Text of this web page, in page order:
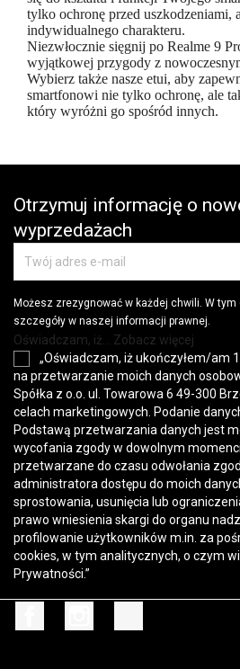
tylko ochronę przed uszkodzeniami,
indywidualnego charakteru.
Niezwłocznie sięgnij po Realme 9
wyjątkowej przygody z
Wybierz także nasze etui, aby
smartfonowi nie tylko ochronę, ale
który wyróżni go spośród innych.
Otrzymuj informację o
wyprzedażach
Możesz zrezygnować w każdej chwili. W
szczegóły w naszej informacji prawnej.
Oświadczam, iż... Zobacz więcej
„Oświadczam, iż ukończyłem/am
na przetwarzanie moich danych
Spółka z o.o. ul. Towarowa 6 49-300
celach marketingowych. Podanie
Podstawą przetwarzania danych jest
wycofania zgody w dowolnym
przetwarzane do czasu odwołania
administratora dostępu do moich
sprostowania, usunięcia lub
prawo wniesienia skargi do organu
profilowanie użytkowników m.in. za
cookies, w tym analitycznych, o czym
Prywatności.”